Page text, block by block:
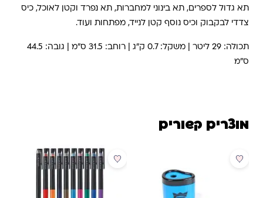
תא גדול לספרים, תא בינוני למחברות, תא נפרד וקטן לאוכל, כיס
צדדי לבקבוק וכיס נוסף קטן לנייד, מפתחות ועוד.
תכולה: 29 ליטר | משקל: 0.7 ק”ג | רוחב: 31.5 ס”מ | גובה: 44.5
ס”מ
מוצרים קשורים
מבצע מבצע